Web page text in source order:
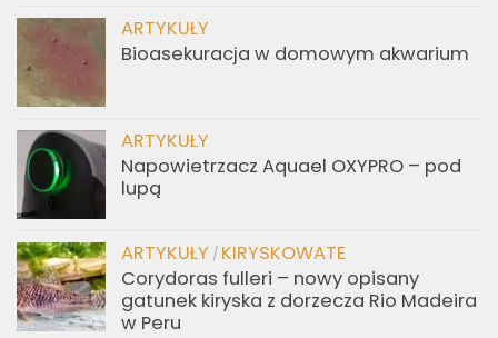
ARTYKUŁY
Bioasekuracja w domowym akwarium
ARTYKUŁY
Napowietrzacz Aquael OXYPRO – pod
lupą
ARTYKUŁY / KIRYSKOWATE
Corydoras fulleri – nowy opisany
gatunek kiryska z dorzecza Rio Madeira
w Peru